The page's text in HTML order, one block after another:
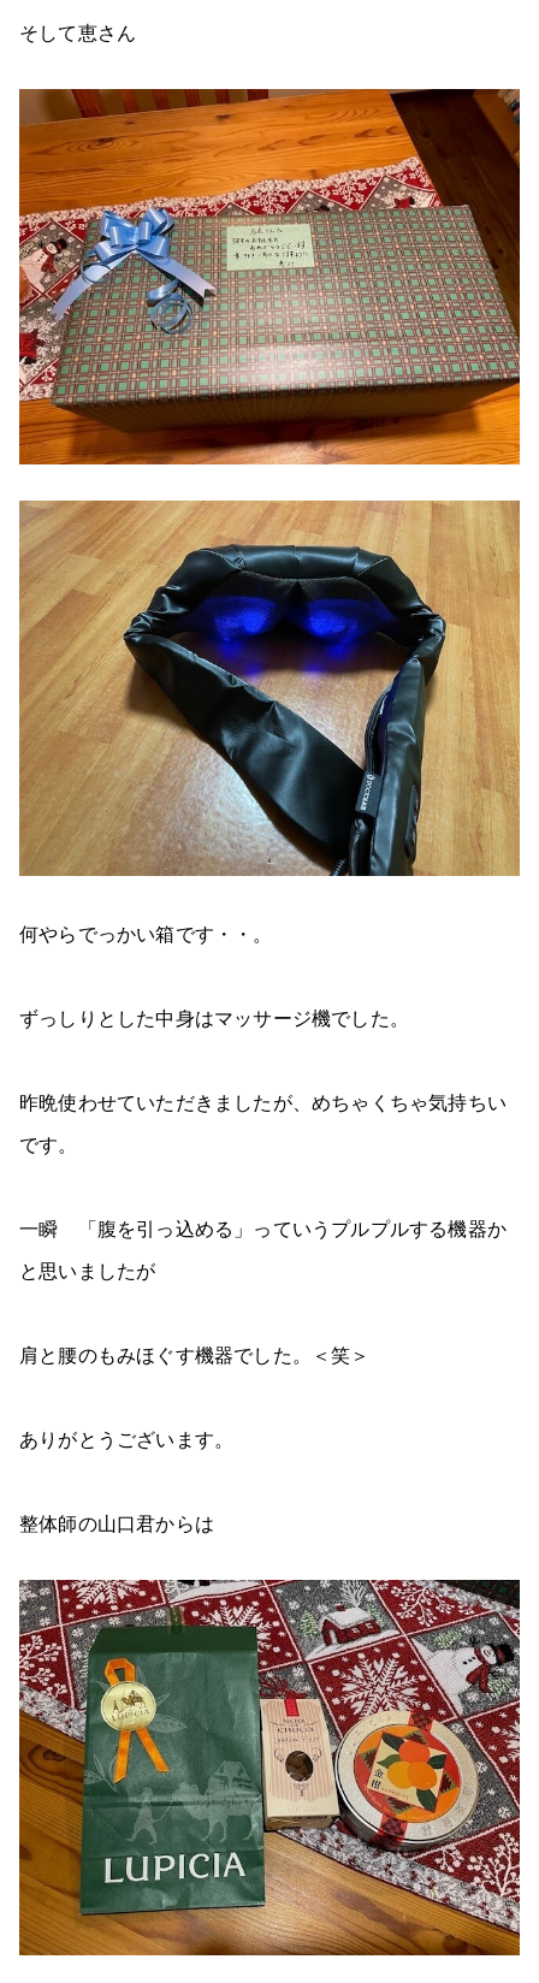
そして恵さん
何やらでっかい箱です・・。
ずっしりとした中身はマッサージ機でした。
昨晩使わせていただきましたが、めちゃくちゃ気持ちい
です。
一瞬 「腹を引っ込める」っていうプルプルする機器か
と思いましたが
肩と腰のもみほぐす機器でした。＜笑＞
ありがとうございます。
整体師の山口君からは